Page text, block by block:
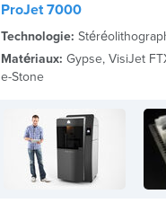
ProJet 7000
Technologie:
Matériaux: Gypse, VisiJet
e-Stone